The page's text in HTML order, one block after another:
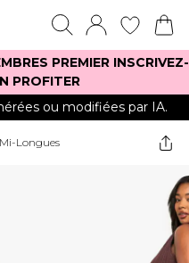
PREMIER INSCRIVEZ-
PROFITER
ou modifiées par IA.
Longues